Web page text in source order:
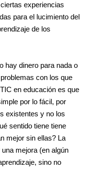
experiencias
para el lucimiento del
de los
hay dinero para nada o
con los que
en educación es que
por lo fácil, por
existentes y no los
sentido tiene tiene
mejor sin ellas? La
mejora (en algún
sino no